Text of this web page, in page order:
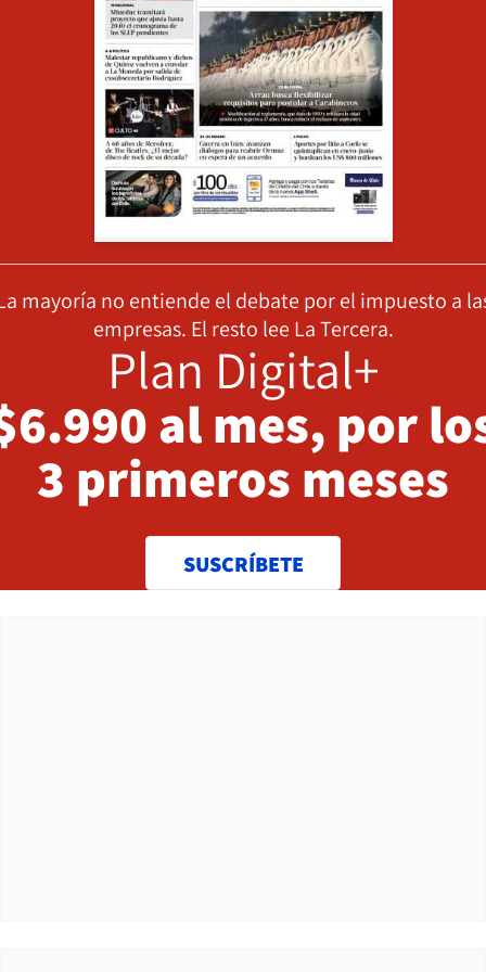
mayoría no entiende el debate por el impuesto a
empresas. El resto lee La Tercera.
Plan Digital+
al mes, por
3 primeros meses
SUSCRÍBETE